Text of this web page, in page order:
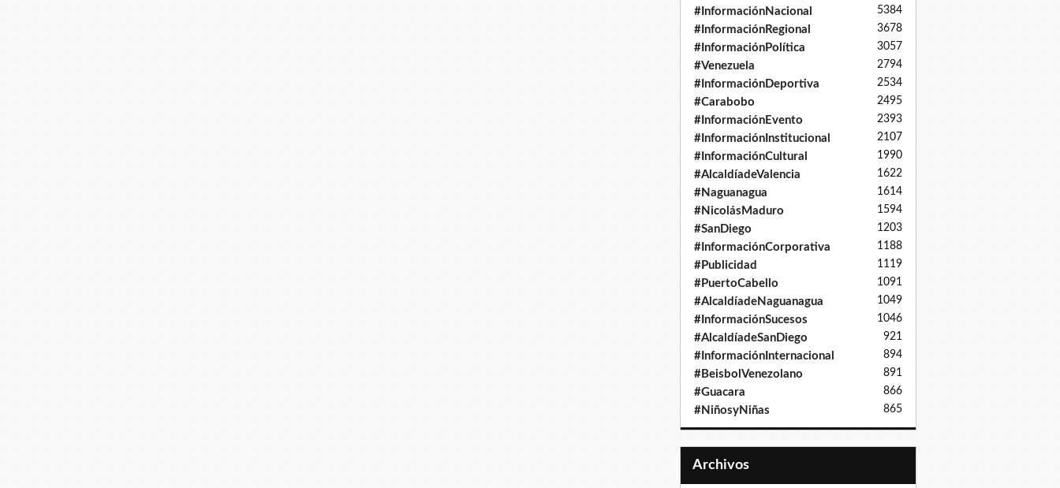
#InformaciónNacional 5384
#InformaciónRegional 3678
#InformaciónPolítica 3057
#Venezuela 2794
#InformaciónDeportiva 2534
#Carabobo 2495
#InformaciónEvento 2393
#InformaciónInstitucional 2107
#InformaciónCultural 1990
#AlcaldíadeValencia 1622
#Naguanagua 1614
#NicolásMaduro 1594
#SanDiego 1203
#InformaciónCorporativa 1188
#Publicidad 1119
#PuertoCabello 1091
#AlcaldíadeNaguanagua 1049
#InformaciónSucesos 1046
#AlcaldíadeSanDiego 921
#InformaciónInternacional 894
#BeisbolVenezolano 891
#Guacara 866
#NiñosyNiñas 865
Archivos